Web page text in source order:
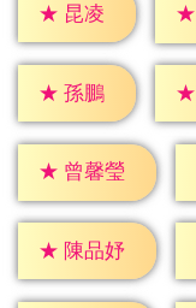
★ 昆凌 ★
★ 孫鵬 ★
★ 曾馨瑩
★ 陳品妤